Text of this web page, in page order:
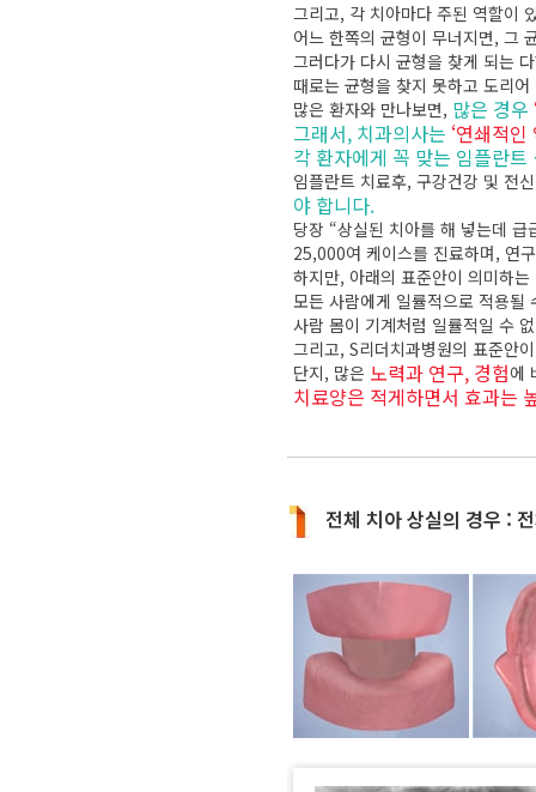
그리고, 각 치아마다 주된 역할이
어느 한쪽의 균형이 무너지면, 그
그러다가 다시 균형을 찾게 되는
때로는 균형을 찾지 못하고 도리
많은 환자와 만나보면, 많은 경우
그래서, 치과의사는 ‘연쇄적
각 환자에게 꼭 맞는 임플란
임플란트 치료후, 구강건강 및 전
야 합니다.
당장 “상실된 치아를 해 넣는데
25,000여 케이스를 진료하며, 연
하지만, 아래의 표준안이 의미하
모든 사람에게 일률적으로 적용될
사람 몸이 기계처럼 일률적일 수
그리고, S리더치과병원의 표준안
단지, 많은 노력과 연구, 경험에
치료양은 적게하면서 효과는
전체 치아 상실의 경우 :